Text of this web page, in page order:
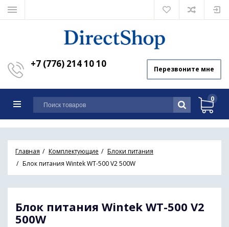
+7 (776) 214 10 10 Перезвоните мне
0
Главная Комплектующие
Блоки питания
Блок питания Wintek WT-500 V2 500W
Блок питания Wintek WT-500 V2
500W